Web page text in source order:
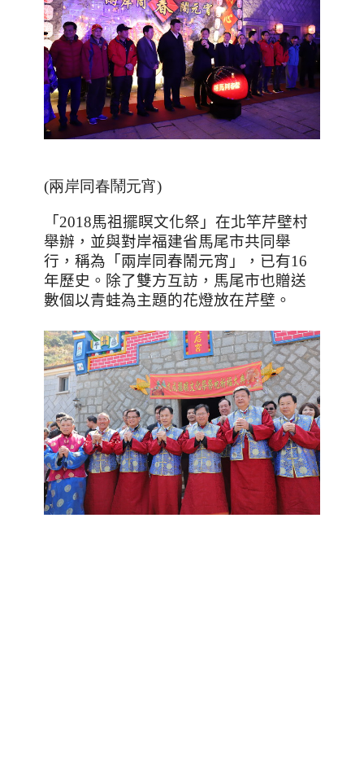
(兩岸同春鬧元宵)
「2018馬祖擺瞑文化祭」在北竿芹壁村
舉辦，並與對岸福建省馬尾市共同舉
行，稱為「兩岸同春鬧元宵」，已有16
年歷史。除了雙方互訪，馬尾市也贈送
數個以青蛙為主題的花燈放在芹壁。